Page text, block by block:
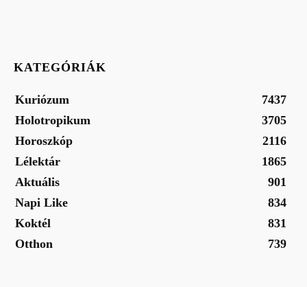
KATEGÓRIÁK
Kuriózum
7437
Holotropikum
3705
Horoszkóp
2116
Lélektár
1865
Aktuális
901
Napi Like
834
Koktél
831
Otthon
739